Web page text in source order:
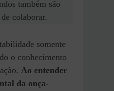
também são
colaborar.
somente
o conhecimento
Ao entender
da onça-